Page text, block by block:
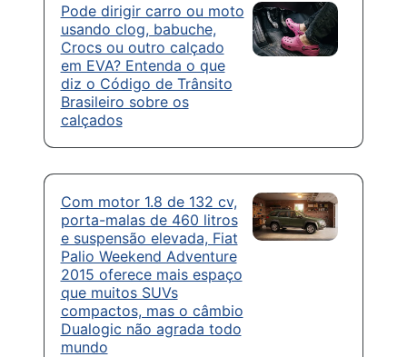
Pode dirigir carro ou moto
usando clog, babuche,
Crocs ou outro calçado
em EVA? Entenda o que
diz o Código de Trânsito
Brasileiro sobre os
calçados
Com motor 1.8 de 132 cv,
porta-malas de 460 litros
e suspensão elevada, Fiat
Palio Weekend Adventure
2015 oferece mais espaço
que muitos SUVs
compactos, mas o câmbio
Dualogic não agrada todo
mundo